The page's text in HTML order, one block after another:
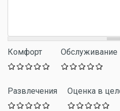
Комфорт Обслуживание
Развлечения Оценка в